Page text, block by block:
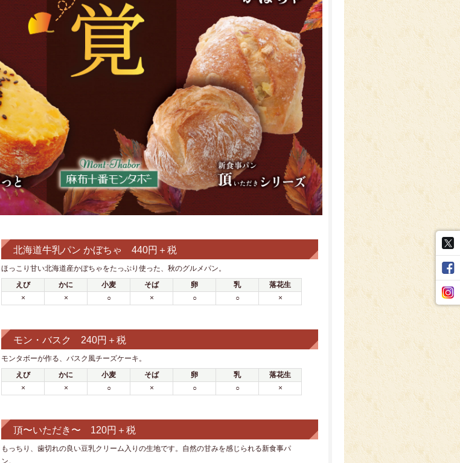
北海道牛乳パン かぼちゃ 440円＋税
ほっこり甘い北海道産かぼちゃをたっぷり使った、秋のグルメパン。
えび
かに 小麦 そば 卵 乳
落花生
×
× ○ × ○ ○ ×
モン・バスク 240円＋税
モンタボーが作る、バスク風チーズケーキ。
えび
かに 小麦 そば 卵 乳
落花生
×
× ○ × ○ ○ ×
頂〜いただき〜 120円＋税
もっちり、歯切れの良い豆乳クリーム入りの生地です。自然の甘みを感じられる新食事パ
ン。